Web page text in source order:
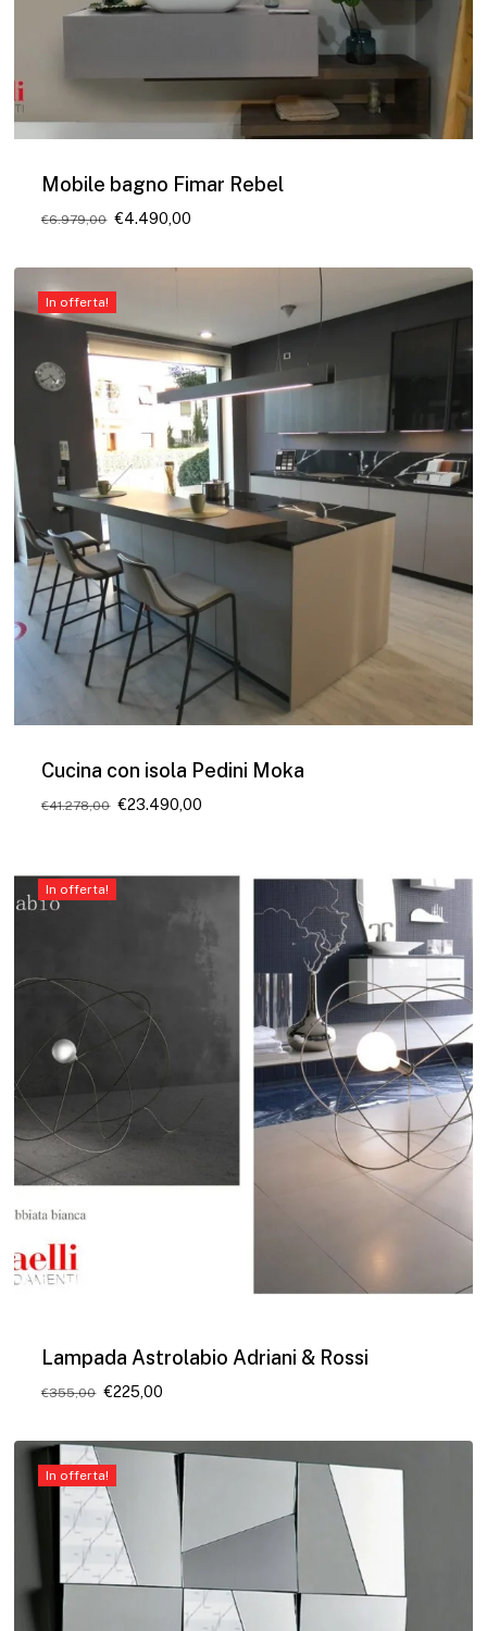
Mobile bagno Fimar Rebel
€6.979,00 Il
€6.979,00.
€4.490,00
In offerta!
Cucina con isola Pedini Moka
€41.278,00 Il
€41.278,00.
€23.490,00
€23.490,00.
In offerta!
Lampada Astrolabio Adriani & Rossi
€355,00 Il
era:
€355,00.
€225,00
è:
€225,00.
In offerta!